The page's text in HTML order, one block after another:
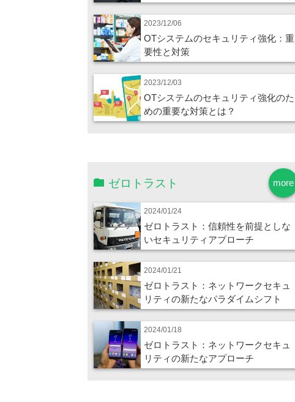
2023/12/06
OTシステムのセキュリティ強化：重
要性と対策
2023/12/03
OTシステムのセキュリティ強化のた
めの重要な対策とは？
more
ゼロトラスト
2024/01/24
ゼロトラスト：信頼性を前提としな
いセキュリティアプローチ
2024/01/21
ゼロトラスト：ネットワークセキュ
リティの新たなパラダイムシフト
2024/01/18
ゼロトラスト：ネットワークセキュ
リティの新たなアプローチ